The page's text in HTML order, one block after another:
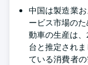
中国は製造業
ービス市場の
動車の生産は
台と推定され
ている消費者